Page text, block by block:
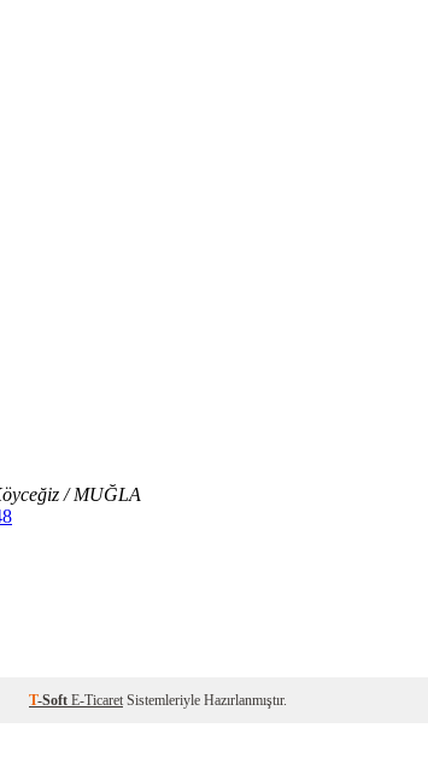
/ MUĞLA
T-Soft E-Ticaret Sistemleriyle Hazırlanmıştır.